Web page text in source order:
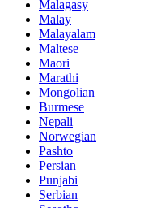
Malagasy
Malay
Malayalam
Maltese
Maori
Marathi
Mongolian
Burmese
Nepali
Norwegian
Pashto
Persian
Punjabi
Serbian